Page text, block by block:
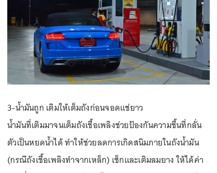
3-น้ำมันถูก เติมให้เต็มถังก่อนจอดแช่ยาว
น้ำมันที่เติมมาจนเต็มถังเชื้อเพลิงช่วยป้องกันความชื้นที่กลั่น
ตัวเป็นหยดน้ำได้ ทำให้ช่วยลดการเกิดสนิมภายในถังน้ำมัน
(กรณีถังเชื้อเพลิงทำจากเหล็ก) เช็กและเติมลมยาง ให้ได้ค่า